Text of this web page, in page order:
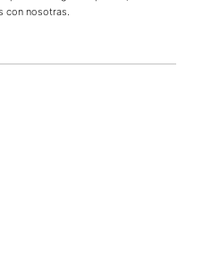
con nosotras.